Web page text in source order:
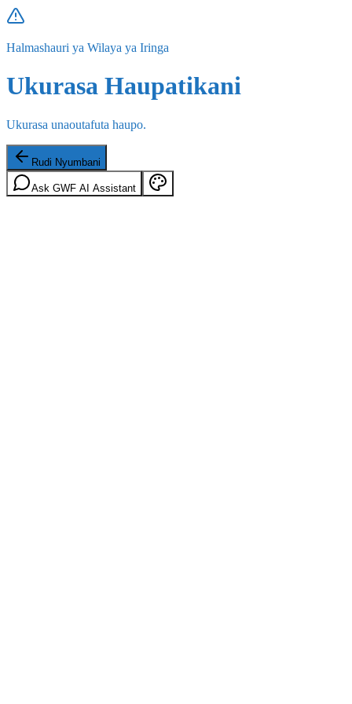
Halmashauri ya Wilaya ya Iringa
Ukurasa Haupatikani
Ukurasa unaoutafuta haupo.
Rudi Nyumbani
Ask GWF AI Assistant